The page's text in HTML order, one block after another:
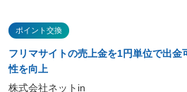
ポイント交換
フリマサイトの売上金を1円単位で出金
性を向上
株式会社ネットin